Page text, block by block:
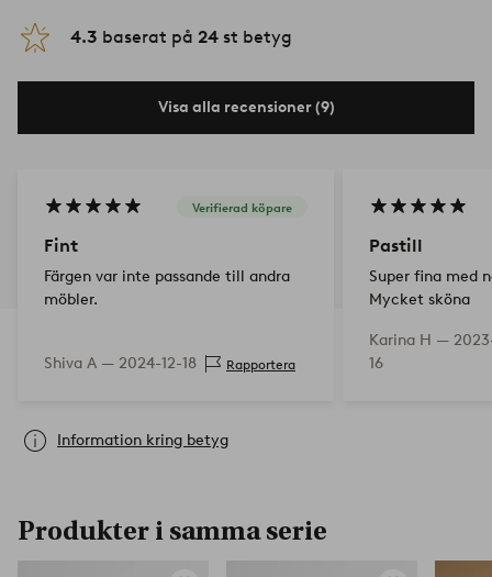
4.3 baserat på 24 st betyg
Visa alla recensioner (9)
Verifierad köpare
Fint
Färgen var inte passande till andra
möbler.
Shiva A — 2024-12-18 Rapportera
Pastill
Super fina med
Mycket sköna
Karina H —
16
Information kring betyg
Produkter i samma serie